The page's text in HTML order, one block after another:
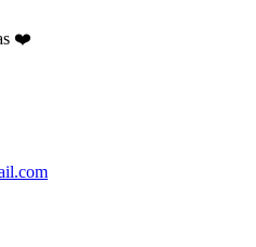
❤️